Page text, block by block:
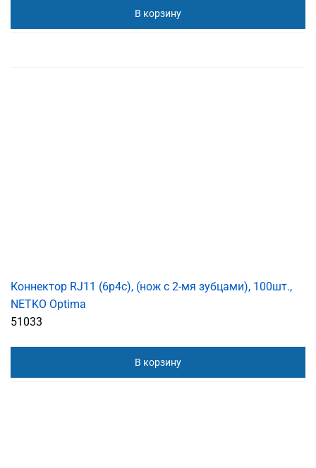
В корзину
Коннектор RJ11 (6p4c), (нож с 2-мя зубцами), 100шт.,
NETKO Optima
51033
В корзину